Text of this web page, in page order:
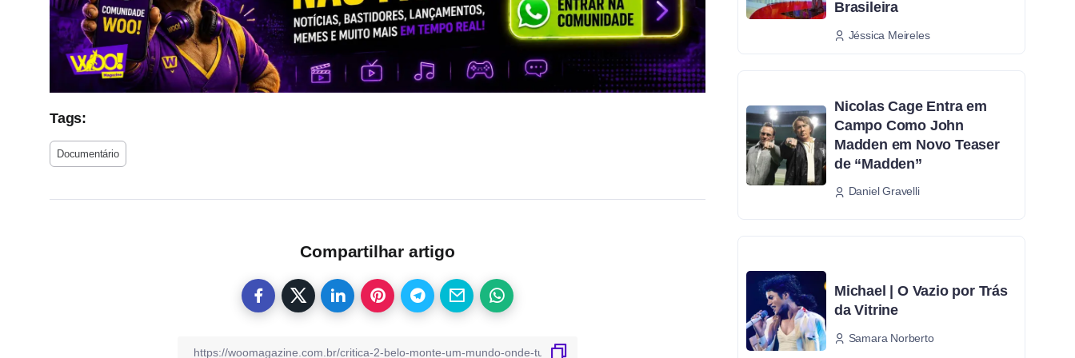
Tags:
Documentário
Compartilhar artigo
Brasileira
Jéssica Meireles
Nicolas Cage Entra em
Campo Como John
Madden em Novo Teaser
de “Madden”
Daniel Gravelli
Michael | O Vazio por Trás
da Vitrine
Samara Norberto